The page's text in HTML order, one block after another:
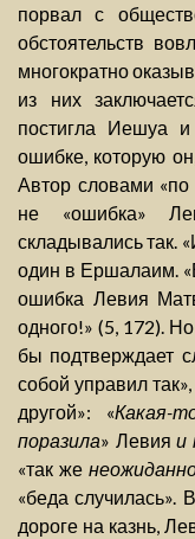
порвал с
обстоятельств
многократно
из них
постигла Иешуа
ошибке, которую
Автор словами «по
не «ошибка»
складывались так.
один в Ершалаим.
ошибка Левия
одного!» (5, 172).
бы подтверждает
собой управил
другой»: «Какая-
поразила» Левияи
«так же
«беда случилась».
дороге на казнь,